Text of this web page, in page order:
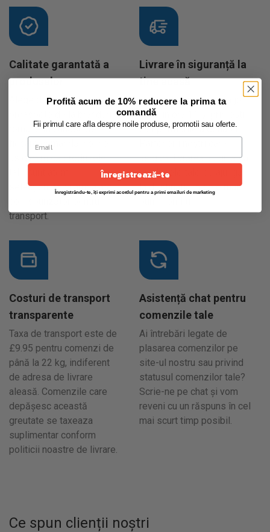
Calitate garantată a
produselor
Alege din sute de produse
românești cunoscute. La
fiecare comandă, noi ne
asigurăm că produsele
selecționate și ambalate
transport.
Livrare în siguranță la
tine acasă
Comandă de luni până joi
până în ora 11 și primești
cumpărăturile a doua zi.
asigură livrarea au grijă ca
produsele tale să ajungă
la destinație în cele mai
Costuri de transport
transparente
Taxa de transport este de
£9.95 pentru comenzi de
până la 22 kg, indiferent
de adresa de livrare
aleasă. Comenzile care
depășesc această
greutate se taxeaza
suplimentar conform
politicii noastre de livrare.
Asistență chat pentru
comenzile tale
Ai întrebări legate de
plasarea comenzilor pe
site-ul nostru sau privind
statusul comenzilor tale?
Scrie-ne pe chat și vom
reveni cu un răspuns în cel
mai scurt timp posibil.
Ce spun clienții noștri
Profită acum de 10% reducere la prima ta
comandă
Fii primul care afla despre noile produse, promotii sau oferte.
Înregistrează-te
Înregistrându-te, îți exprimi acordul pentru a primi emailuri de marketing